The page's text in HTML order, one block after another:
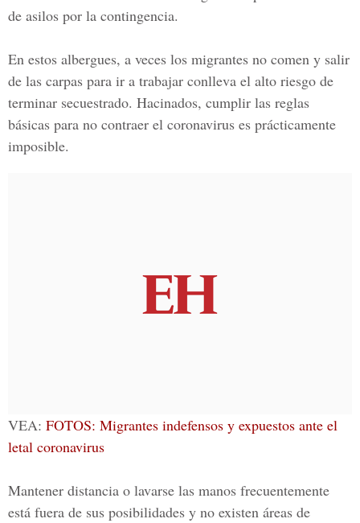
de asilos por la contingencia.
En estos albergues, a veces los migrantes no comen y salir
de las carpas para ir a trabajar conlleva el alto riesgo de
terminar secuestrado. Hacinados, cumplir las reglas
básicas para no contraer el coronavirus es prácticamente
imposible.
VEA: FOTOS: Migrantes indefensos y expuestos ante el
letal coronavirus
Mantener distancia o lavarse las manos frecuentemente
está fuera de sus posibilidades y no existen áreas de